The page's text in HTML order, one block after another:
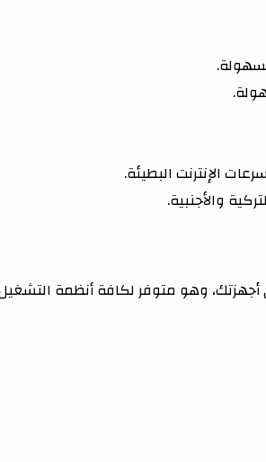
الإنترنت البطيئة.
والأجنبية.
وهو متوفر لكافة أنظمة التشغيل